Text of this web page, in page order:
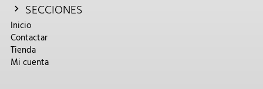
SECCIONES
Inicio
Contactar
Tienda
Mi cuenta